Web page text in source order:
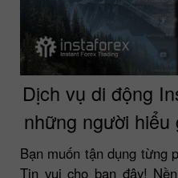
Dịch vụ di động
những người
Bạn muốn tận dụng từng
Tin vui cho bạn đây!